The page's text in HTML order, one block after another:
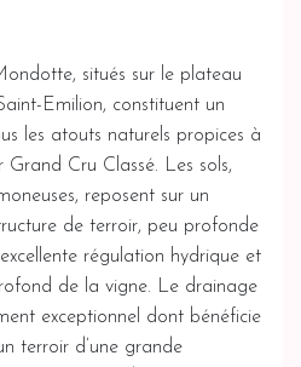
situés sur le plateau
Emilion, constituent un
les atouts naturels propices à
Grand Cru Classé. Les sols,
reposent sur un
de terroir, peu profonde
régulation hydrique et
de la vigne. Le drainage
exceptionnel dont bénéficie
terroir d’une grande